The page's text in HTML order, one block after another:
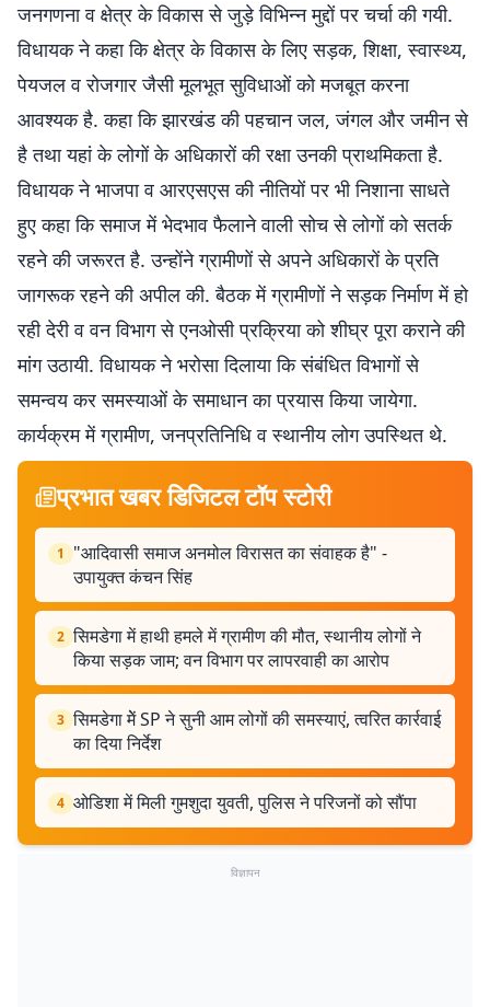
जनगणना व क्षेत्र के विकास से जुड़े विभिन्न मुद्दों पर चर्चा की गयी.
विधायक ने कहा कि क्षेत्र के विकास के लिए सड़क, शिक्षा, स्वास्थ्य,
पेयजल व रोजगार जैसी मूलभूत सुविधाओं को मजबूत करना
आवश्यक है. कहा कि झारखंड की पहचान जल, जंगल और जमीन से
है तथा यहां के लोगों के अधिकारों की रक्षा उनकी प्राथमिकता है.
विधायक ने भाजपा व आरएसएस की नीतियों पर भी निशाना साधते
हुए कहा कि समाज में भेदभाव फैलाने वाली सोच से लोगों को सतर्क
रहने की जरूरत है. उन्होंने ग्रामीणों से अपने अधिकारों के प्रति
जागरूक रहने की अपील की. बैठक में ग्रामीणों ने सड़क निर्माण में हो
रही देरी व वन विभाग से एनओसी प्रक्रिया को शीघ्र पूरा कराने की
मांग उठायी. विधायक ने भरोसा दिलाया कि संबंधित विभागों से
समन्वय कर समस्याओं के समाधान का प्रयास किया जायेगा.
कार्यक्रम में ग्रामीण, जनप्रतिनिधि व स्थानीय लोग उपस्थित थे.
प्रभात खबर डिजिटल टॉप स्टोरी
1
"आदिवासी समाज अनमोल विरासत का संवाहक है" -
उपायुक्त कंचन सिंह
2 सिमडेगा में हाथी हमले में ग्रामीण की मौत, स्थानीय लोगों ने
किया सड़क जाम; वन विभाग पर लापरवाही का आरोप
3 सिमडेगा मेें SP ने सुनी आम लोगों की समस्याएं, त्वरित कार्रवाई
का दिया निर्देश
4 ओडिशा में मिली गुमशुदा युवती, पुलिस ने परिजनों को सौंपा
विज्ञापन